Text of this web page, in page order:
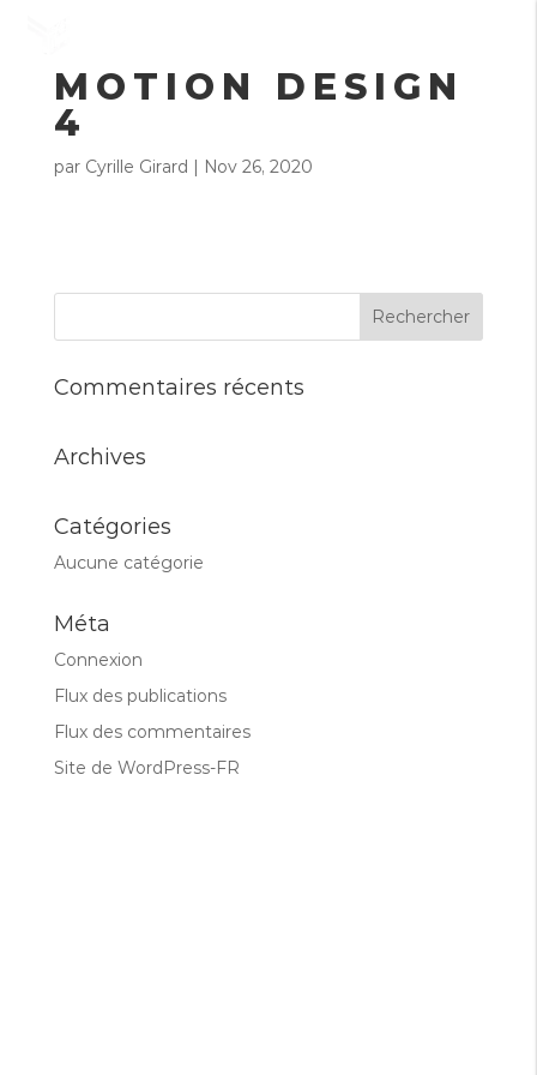
MOTION DESIGN
4
par Cyrille Girard | Nov 26, 2020
Commentaires récents
Archives
Catégories
Aucune catégorie
Méta
Connexion
Flux des publications
Flux des commentaires
Site de WordPress-FR